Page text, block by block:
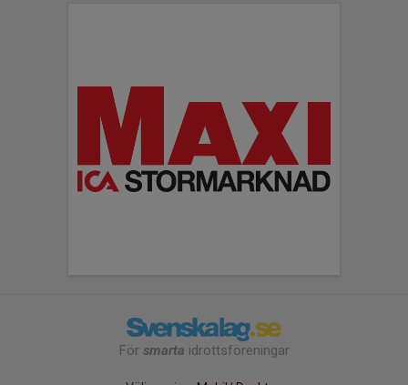
För smarta idrottsföreningar